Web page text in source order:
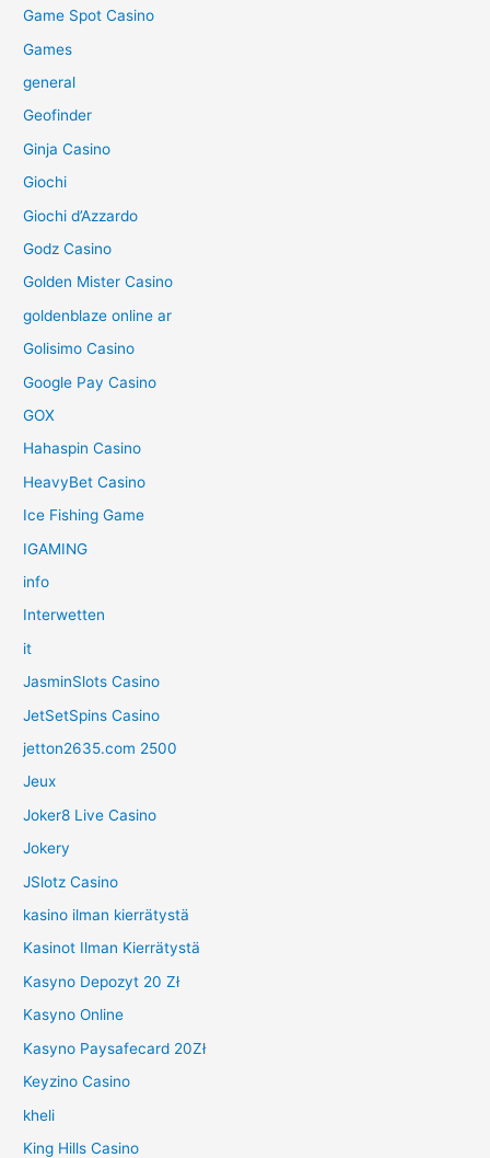
Game Spot Casino
Games
general
Geofinder
Ginja Casino
Giochi
Giochi d’Azzardo
Godz Casino
Golden Mister Casino
goldenblaze online ar
Golisimo Casino
Google Pay Casino
GOX
Hahaspin Casino
HeavyBet Casino
Ice Fishing Game
IGAMING
info
Interwetten
it
JasminSlots Casino
JetSetSpins Casino
jetton2635.com 2500
Jeux
Joker8 Live Casino
Jokery
JSlotz Casino
kasino ilman kierrätystä
Kasinot Ilman Kierrätystä
Kasyno Depozyt 20 Zł
Kasyno Online
Kasyno Paysafecard 20Zł
Keyzino Casino
kheli
King Hills Casino